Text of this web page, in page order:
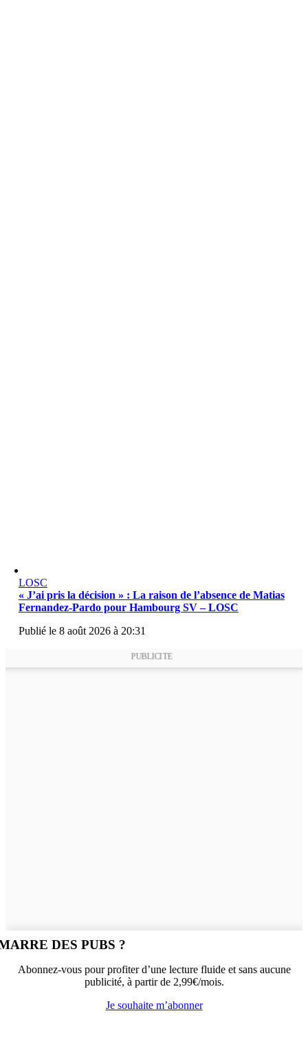
LOSC
« J’ai pris la décision » : La raison de l’absence de Matias
Fernandez-Pardo pour Hambourg SV – LOSC
Publié le 8 août 2026 à 20:31
PUBLICITE
DES PUBS ?
Abonnez-vous pour profiter d’une lecture fluide et sans aucune
publicité, à partir de 2,99€/mois.
Je souhaite m’abonner